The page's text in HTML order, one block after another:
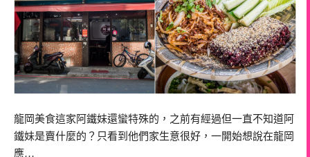
龍岡美食這家阿鐵妹還蠻特殊的，之前有經過但一直不知道阿
鐵妹是賣什麼的？只看到他們家生意很好，一開始想說在龍岡
應…